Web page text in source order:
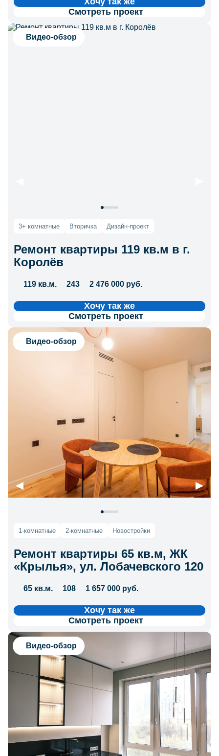
Смотреть проект
Видео-обзор
3+ комнатные Вторичка Дизайн-проект
Ремонт квартиры 119 кв.м в г.
Королёв
119 кв.м. 243 2 476 000 руб.
Хочу так же
Смотреть проект
Видео-обзор
1-комнатные 2-комнатные Новостройки
Ремонт квартиры 65 кв.м, ЖК
«Крылья», ул. Лобачевского 120
65 кв.м. 108 1 657 000 руб.
Хочу так же
Смотреть проект
Видео-обзор